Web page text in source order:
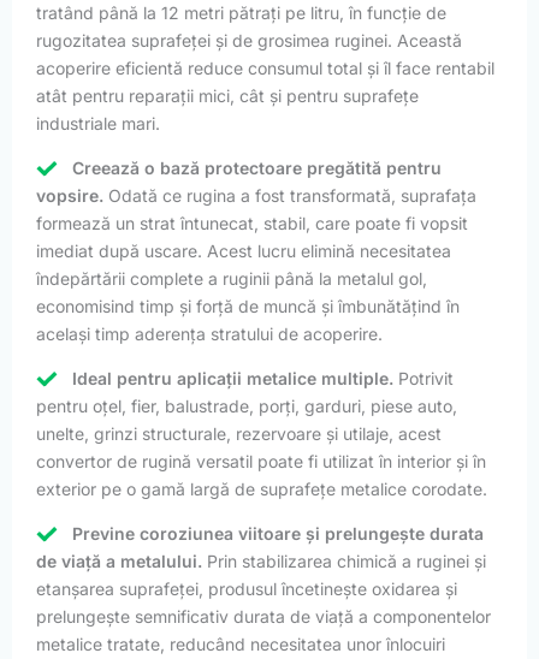
tratând până la 12 metri pătrați pe litru, în funcție de
rugozitatea suprafeței și de grosimea ruginei. Această
acoperire eficientă reduce consumul total și îl face rentabil
atât pentru reparații mici, cât și pentru suprafețe
industriale mari.
Creează o bază protectoare pregătită pentru
vopsire. Odată ce rugina a fost transformată, suprafața
formează un strat întunecat, stabil, care poate fi vopsit
imediat după uscare. Acest lucru elimină necesitatea
îndepărtării complete a ruginii până la metalul gol,
economisind timp și forță de muncă și îmbunătățind în
același timp aderența stratului de acoperire.
Ideal pentru aplicații metalice multiple. Potrivit
pentru oțel, fier, balustrade, porți, garduri, piese auto,
unelte, grinzi structurale, rezervoare și utilaje, acest
convertor de rugină versatil poate fi utilizat în interior și în
exterior pe o gamă largă de suprafețe metalice corodate.
Previne coroziunea viitoare și prelungește durata
de viață a metalului. Prin stabilizarea chimică a ruginei și
etanșarea suprafeței, produsul încetinește oxidarea și
prelungește semnificativ durata de viață a componentelor
metalice tratate, reducând necesitatea unor înlocuiri